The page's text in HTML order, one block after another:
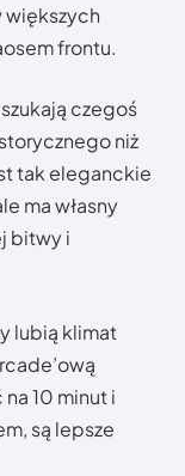
większych
frontu.
czegoś
niż
tak eleganckie
ma własny
bitwy i
lubią klimat
10 minut i
są lepsze